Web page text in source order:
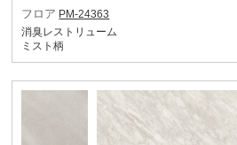
フロア PM-24363
消臭レストリューム
ミスト柄